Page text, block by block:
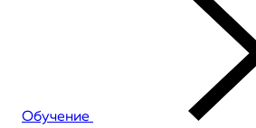
Обучение